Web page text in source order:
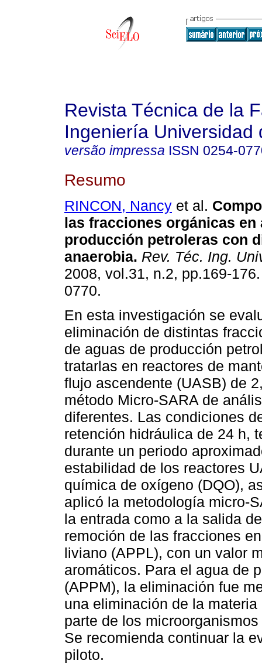
Revista Técnica de la
Ingeniería Universidad
versão impressa ISSN 0254-
Resumo
RINCON, Nancy et al.
las fracciones orgánicas en
producción petroleras con
anaerobia. Rev. Téc. Ing.
2008, vol.31, n.2, pp.169-
0770.
En esta investigación se
eliminación de distintas
de aguas de producción
tratarlas en reactores de
flujo ascendente (UASB) de
método Micro-SARA de
diferentes. Las condiciones
retención hidráulica de 24 h,
durante un periodo
estabilidad de los reactores
química de oxígeno (DQO),
aplicó la metodología micro-
la entrada como a la salida
remoción de las fracciones
liviano (APPL), con un valor
aromáticos. Para el agua de
(APPM), la eliminación fue
una eliminación de la
parte de los
Se recomienda continuar la
piloto.